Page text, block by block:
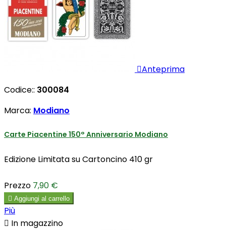
Anteprima
Codice:: 300084
Marca: Modiano
Carte Piacentine 150° Anniversario Modiano
Edizione Limitata su Cartoncino 410 gr
Prezzo 7,90 €
 Aggiungi al carrello
Più
 In magazzino